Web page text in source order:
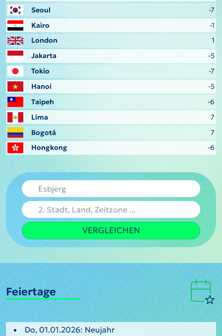
Seoul
-7
Kairo
-1
London
1
Jakarta
-5
Tokio
-7
Hanoi
-5
Taipeh
-6
Lima
7
Bogotá
7
Hongkong
-6
VERGLEICHEN
Feiertage
Do, 01.01.2026: Neujahr